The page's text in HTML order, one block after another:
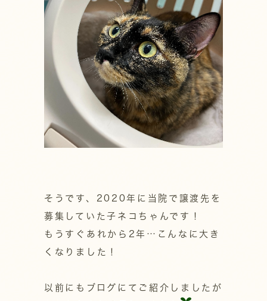
そうです、2020年に当院で譲渡先を
募集していた子ネコちゃんです！
もうすぐあれから2年…こんなに大き
くなりました！
以前にもブログにてご紹介しましたが